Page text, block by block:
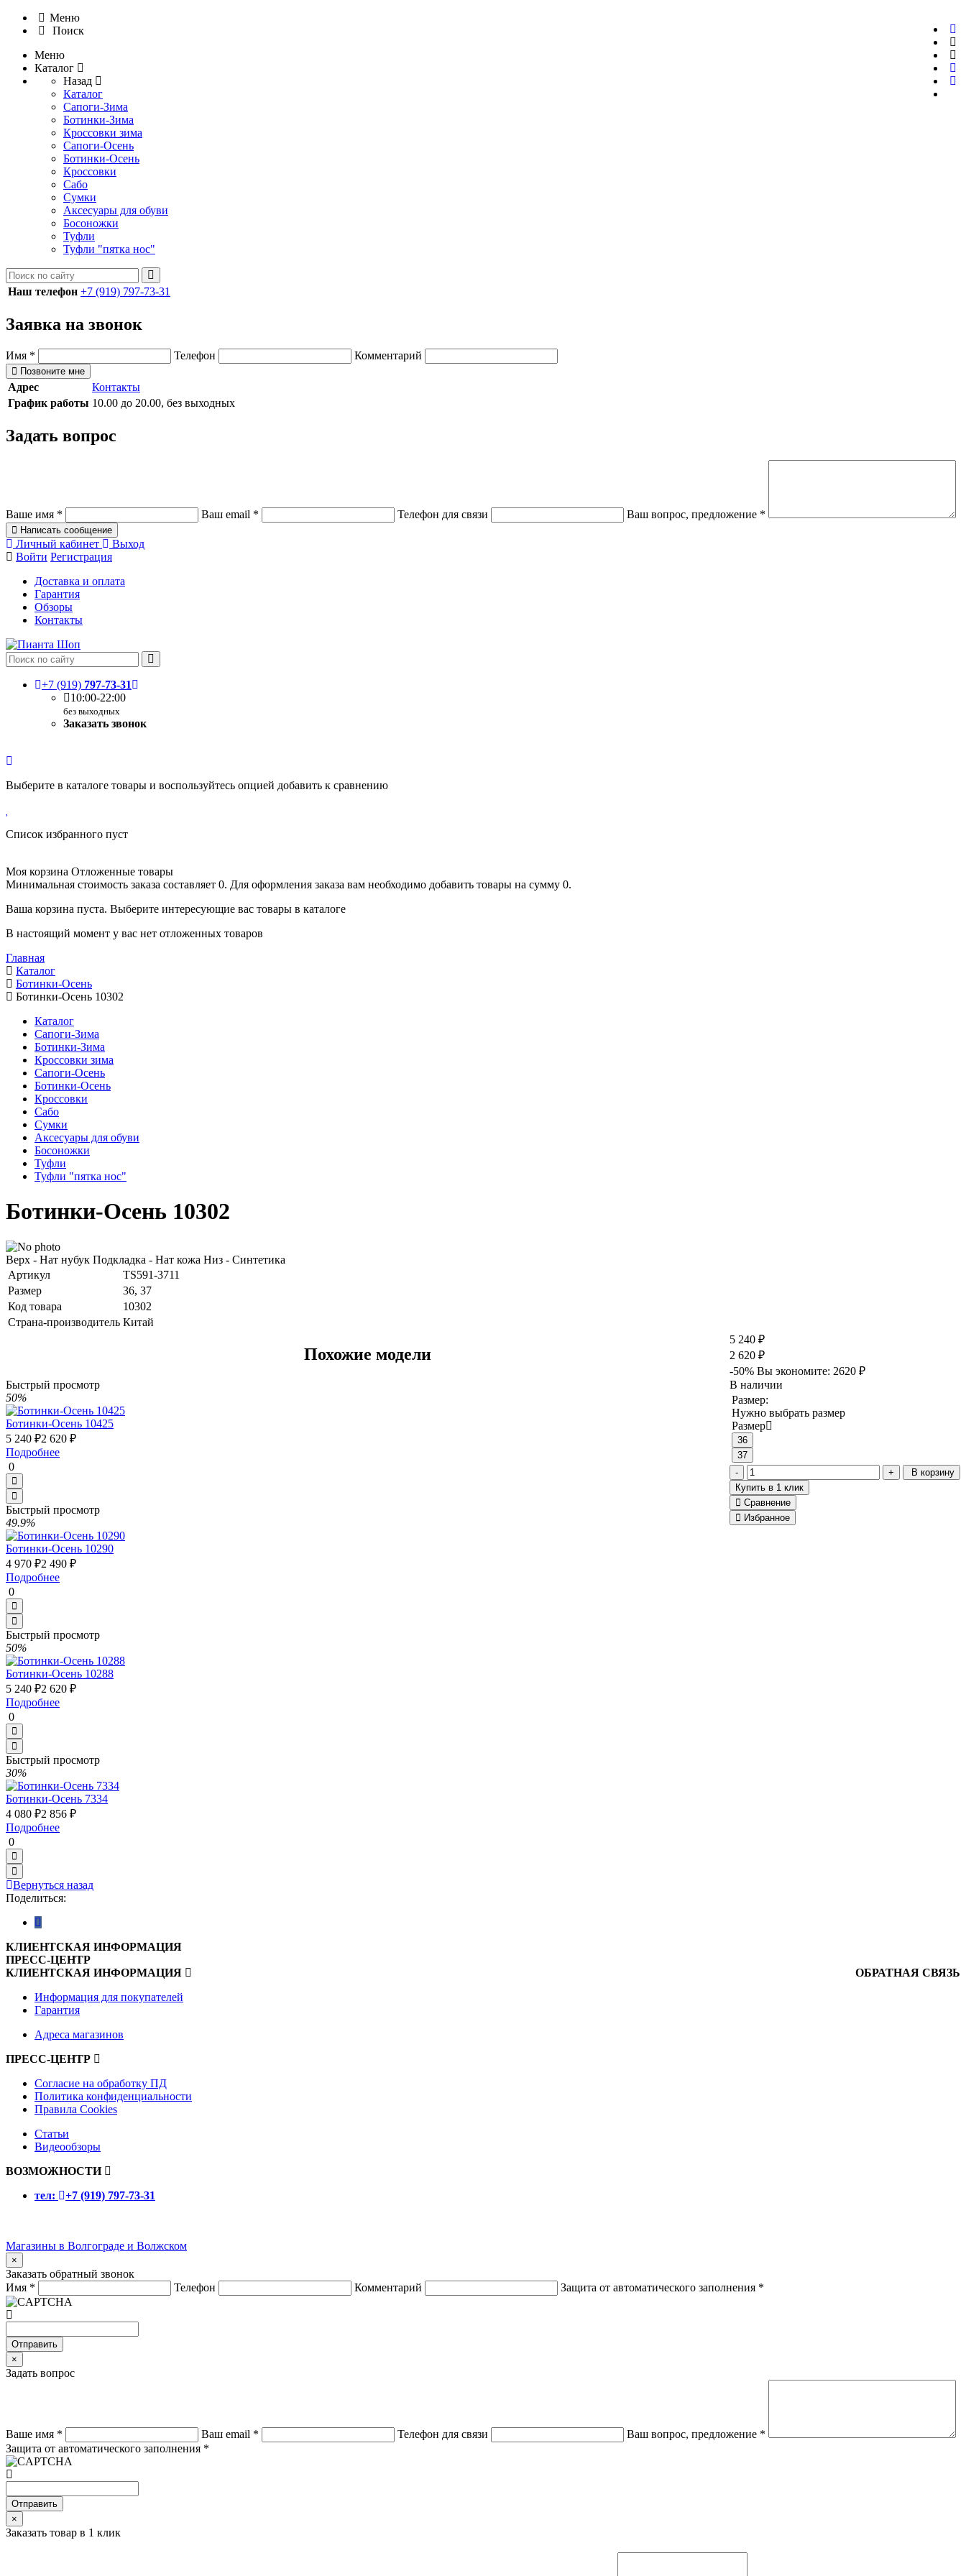
Меню
Поиск
Меню
Каталог
Назад
Каталог
Сапоги-Зима
Ботинки-Зима
Кроссовки зима
Сапоги-Осень
Ботинки-Осень
Кроссовки
Сабо
Сумки
Аксесуары для обуви
Босоножки
Туфли
Туфли "пятка нос"
Наш телефон +7 (919) 797-73-31
Заявка на звонок
Имя * Телефон Комментарий
Позвоните мне
Адрес
Контакты
График работы 10.00 до 20.00, без выходных
Задать вопрос
Ваше имя * Ваш email * Телефон для связи Ваш вопрос, предложение *
Написать сообщение
Личный кабинет
Выход
Войти Регистрация
Доставка и оплата
Гарантия
Обзоры
Контакты
+7 (919) 797-73-31
10:00-22:00
без выходных
Заказать звонок
Выберите в каталоге товары и воспользуйтесь опцией добавить к сравнению
Список избранного пуст
Моя корзина Отложенные товары
Минимальная стоимость заказа составляет 0. Для оформления заказа вам необходимо добавить товары на сумму 0.
Ваша корзина пуста. Выберите интересующие вас товары в каталоге
В настоящий момент у вас нет отложенных товаров
Главная
Каталог
Ботинки-Осень
Ботинки-Осень 10302
Каталог
Сапоги-Зима
Ботинки-Зима
Кроссовки зима
Сапоги-Осень
Ботинки-Осень
Кроссовки
Сабо
Сумки
Аксесуары для обуви
Босоножки
Туфли
Туфли "пятка нос"
Ботинки-Осень 10302
Верх - Нат нубук Подкладка - Нат кожа Низ - Синтетика
Артикул
TS591-3711
Размер
36, 37
Код товара
10302
Страна-производитель Китай
5 240 ₽
2 620 ₽
-50% Вы экономите: 2620 ₽
В наличии
Размер:
Нужно выбрать размер
Размер
36
37
В корзину
Купить в 1 клик
Сравнение
Избранное
Похожие модели
Быстрый просмотр
50%
Ботинки-Осень 10425
5 240 ₽2 620 ₽
Подробнее
0
Быстрый просмотр
49.9%
Ботинки-Осень 10290
4 970 ₽2 490 ₽
Подробнее
0
Быстрый просмотр
50%
Ботинки-Осень 10288
5 240 ₽2 620 ₽
Подробнее
0
Быстрый просмотр
30%
Ботинки-Осень 7334
4 080 ₽2 856 ₽
Подробнее
0
Вернуться назад
Поделиться:
КЛИЕНТСКАЯ ИНФОРМАЦИЯ
ПРЕСС-ЦЕНТР
ОБРАТНАЯ СВЯЗЬ
КЛИЕНТСКАЯ ИНФОРМАЦИЯ
Информация для покупателей
Гарантия
Адреса магазинов
ПРЕСС-ЦЕНТР
Согласие на обработку ПД
Политика конфиденциальности
Правила Cookies
Статьи
Видеообзоры
ВОЗМОЖНОСТИ
тел:
+7 (919) 797-73-31
Магазины в Волгограде и Волжском
×
Заказать обратный звонок
Имя * Телефон Комментарий Защита от автоматического заполнения *
Отправить
×
Задать вопрос
Ваше имя * Ваш email * Телефон для связи Ваш вопрос, предложение *
Защита от автоматического заполнения *
Отправить
×
Заказать товар в 1 клик